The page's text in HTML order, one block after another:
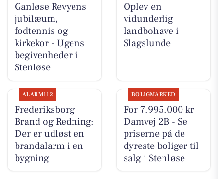
Ganløse Revyens
jubilæum,
fodtennis og
kirkekor - Ugens
begivenheder i
Stenløse
Oplev en
vidunderlig
landbohave i
Slagslunde
ALARM112
Frederiksborg
Brand og Redning:
Der er udløst en
brandalarm i en
bygning
BOLIGMARKED
For 7.995.000 kr
Damvej 2B - Se
priserne på de
dyreste boliger til
salg i Stenløse